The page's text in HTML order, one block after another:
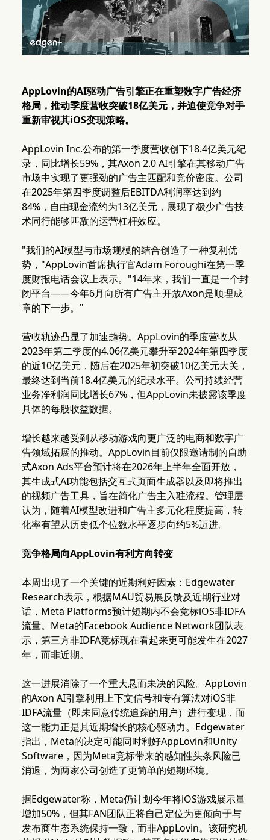
AppLovin的AI驱动广告引擎正在重塑数字广告经济
格局，推动季度营收突破18亿美元，并迫使竞争对手
重新审视其iOS变现策略。
AppLovin Inc.公布的第一季度营收创下18.4亿美元纪
录，同比增长59%，其Axon 2.0 AI引擎在其移动广告
市场中实现了更强劲的广告主匹配和竞价密度。公司
在2025年第四季度调整后EBITDA利润率达到约
84%，自由现金流约为13亿美元，展现了极少广告技
术同行能够匹敌的运营杠杆效应。
"我们的AI模型与市场规模的结合创造了一种复利优
势，"AppLovin首席执行官Adam Foroughi在第一季
度财报电话会议上表示。"14年来，我们一直是一个封
闭平台——今年6月向所有广告主开放Axon是顺理成
章的下一步。"
营收轨迹凸显了加速趋势。AppLovin的季度营收从
2023年第二季度的4.06亿美元攀升至2024年第四季度
的近10亿美元，随后在2025年初突破10亿美元大关，
最终达到当前18.4亿美元的纪录水平。公司持续经营
业务净利润同比增长67%，但AppLovin未披露该季度
具体的每股收益数据。
增长越来越受到从移动游戏向更广泛的电商和数字广
告领域拓展的推动。AppLovin目前仅限邀请制的自助
式Axon Ads平台预计将在2026年上半年全面开放，
其生成式AI功能包括交互式页面生成器以及即将推出
的视频广告工具，旨在简化广告主入驻流程。管理层
认为，随着AI模型改进和广告主多元化程度提高，转
化率有望从历史低个位数水平逐步向约5%迈进。
竞争格局向AppLovin有利方向转变
本周出现了一个关键的近期利好因素：Edgewater
Research表示，根据MAU贸易展反馈及近期行业对
话，Meta Platforms预计短期内不会竞标iOS非IDFA
流量。Meta的Facebook Audience Network团队表
示，第三方非IDFA竞标现在看起来更可能发生在2027
年，而非近期。
这一进展消除了一个重大悬而未决的风险。AppLovin
的Axon AI引擎利用上下文信号和专有算法对iOS非
IDFA流量（即未同意传统追踪的用户）进行变现，而
这一能力正是其近期增长的核心驱动力。Edgewater
指出，Meta的决定可能同时利好AppLovin和Unity
Software，因为Meta竞标带来的感知性头条风险已
消退，为两家公司创造了更简单的短期环境。
据Edgewater称，Meta仍计划今年将iOS游戏展示量
增加50%，但其FAN团队正将自己定位为更倾向于与
发布商生态系统保持一致，而非AppLovin。该研究机